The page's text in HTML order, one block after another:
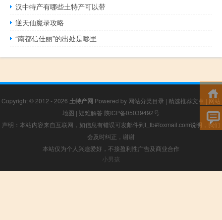
汉中特产有哪些土特产可以带
逆天仙魔录攻略
“南都信佳丽”的出处是哪里
Copyright © 2012 - 2026 土特产网 Powered by 网站分类目录 | 精选推荐文章 | 网站
地图 | 疑难解答 陕ICP备05039492号
声明：本站内容来自互联网，如信息有错误可发邮件到f_fb#foxmail.com说明，我们
会及时纠正，谢谢
本站仅为个人兴趣爱好，不接盈利性广告及商业合作
小男孩